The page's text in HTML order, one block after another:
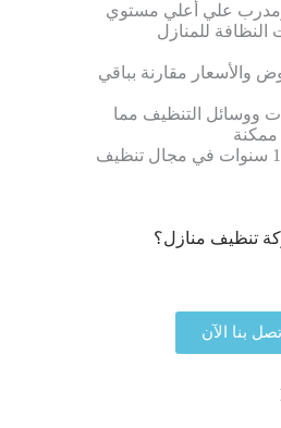
علي أعلي مستوي
للمنازل
والأسعار مقارنة بباقي
ووسائل التنظيف مما
لدينا خبرة تتجاوز ال10 سنوات في مجال تنظيف
تنظيف منازل؟
اتصل بنا الآن